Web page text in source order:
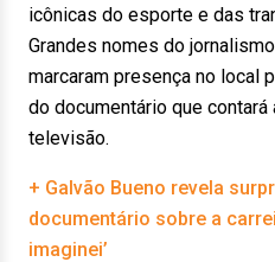
icônicas do esporte e das
Grandes nomes do
marcaram presença no local
do documentário que contará
televisão.
+ Galvão Bueno revela
documentário sobre a
imaginei’